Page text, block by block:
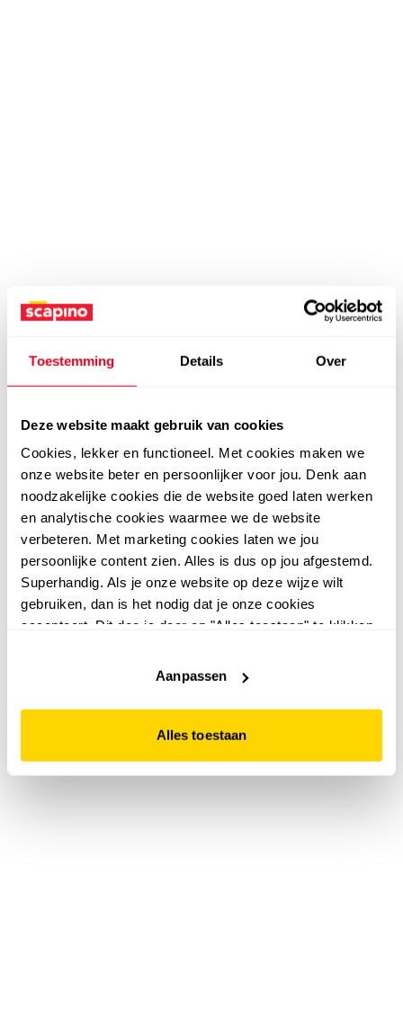
Toestemming Details Over
Deze website maakt gebruik van cookies
Cookies, lekker en functioneel. Met cookies maken we
onze website beter en persoonlijker voor jou. Denk aan
noodzakelijke cookies die de website goed laten werken
en analytische cookies waarmee we de website
verbeteren. Met marketing cookies laten we jou
persoonlijke content zien. Alles is dus op jou afgestemd.
Superhandig. Als je onze website op deze wijze wilt
gebruiken, dan is het nodig dat je onze cookies
accepteert. Dit doe je door op "Alles toestaan" te klikken.
website niet optimaal functioneert.
Aanpassen
Alles toestaan